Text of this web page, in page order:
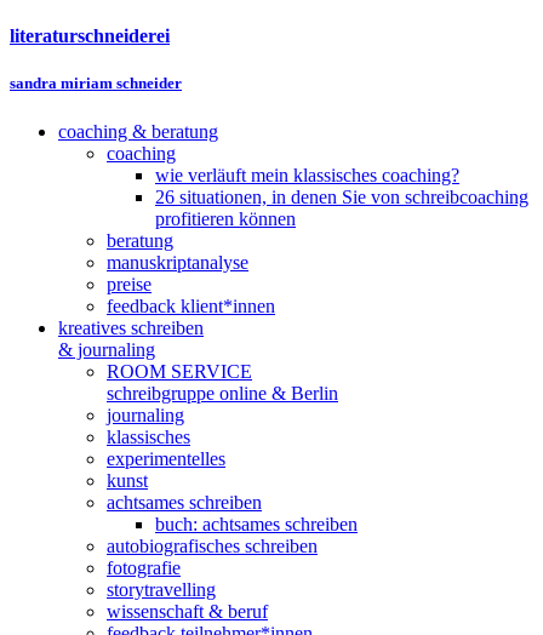
literaturschneiderei
sandra miriam schneider
coaching & beratung
coaching
wie verläuft mein klassisches coaching?
26 situationen, in denen Sie von schreibcoaching
profitieren können
beratung
manuskriptanalyse
preise
feedback klient*innen
kreatives schreiben
& journaling
ROOM SERVICE
schreibgruppe online & Berlin
journaling
klassisches
experimentelles
kunst
achtsames schreiben
buch: achtsames schreiben
autobiografisches schreiben
fotografie
storytravelling
wissenschaft & beruf